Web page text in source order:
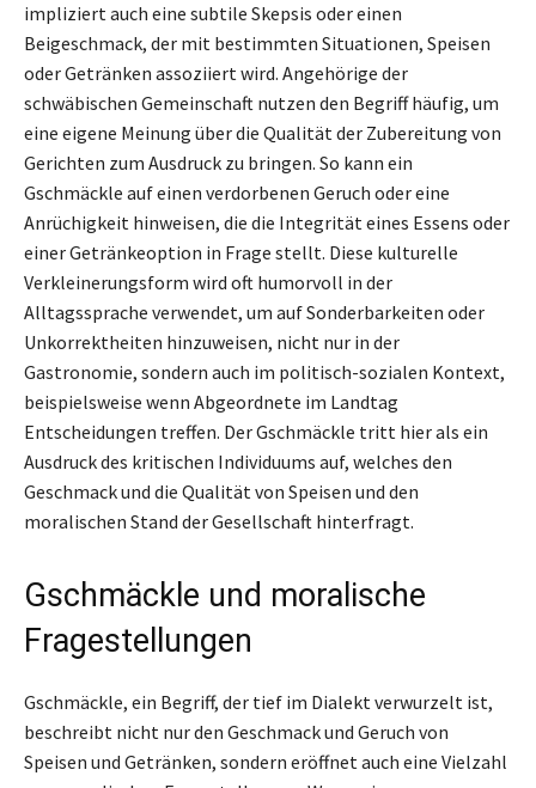
impliziert auch eine subtile Skepsis oder einen
Beigeschmack, der mit bestimmten Situationen, Speisen
oder Getränken assoziiert wird. Angehörige der
schwäbischen Gemeinschaft nutzen den Begriff häufig, um
eine eigene Meinung über die Qualität der Zubereitung von
Gerichten zum Ausdruck zu bringen. So kann ein
Gschmäckle auf einen verdorbenen Geruch oder eine
Anrüchigkeit hinweisen, die die Integrität eines Essens oder
einer Getränkeoption in Frage stellt. Diese kulturelle
Verkleinerungsform wird oft humorvoll in der
Alltagssprache verwendet, um auf Sonderbarkeiten oder
Unkorrektheiten hinzuweisen, nicht nur in der
Gastronomie, sondern auch im politisch-sozialen Kontext,
beispielsweise wenn Abgeordnete im Landtag
Entscheidungen treffen. Der Gschmäckle tritt hier als ein
Ausdruck des kritischen Individuums auf, welches den
Geschmack und die Qualität von Speisen und den
moralischen Stand der Gesellschaft hinterfragt.
Gschmäckle und moralische
Fragestellungen
Gschmäckle, ein Begriff, der tief im Dialekt verwurzelt ist,
beschreibt nicht nur den Geschmack und Geruch von
Speisen und Getränken, sondern eröffnet auch eine Vielzahl